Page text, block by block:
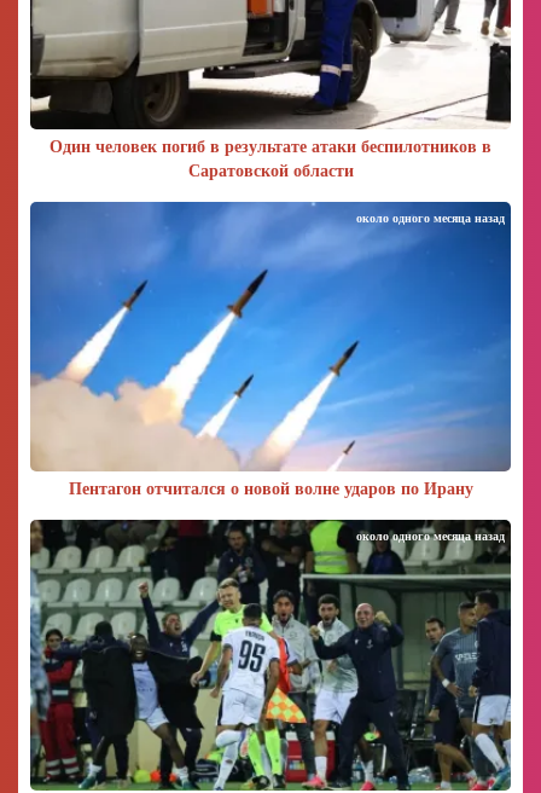
Один человек погиб в результате атаки беспилотников в
Саратовской области
Пентагон отчитался о новой волне ударов по Ирану
около одного месяца назад
около одного месяца назад